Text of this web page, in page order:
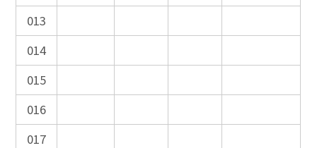
013
014
015
016
017